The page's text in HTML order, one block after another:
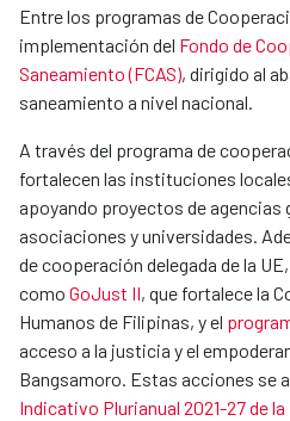
Entre los programas de
implementación del Fondo de
Saneamiento (FCAS), dirigido al
saneamiento a nivel nacional.
A través del programa de
fortalecen las instituciones
apoyando proyectos de agencias
asociaciones y universidades.
de cooperación delegada de la
como GoJust II, que fortalece la
Humanos de Filipinas, y el
acceso a la justicia y el
Bangsamoro. Estas acciones se
Indicativo Plurianual 2021-27 de la